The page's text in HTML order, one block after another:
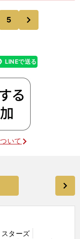
ないですけ
ないじゃな
5
LINEで送る
いて
ターズ